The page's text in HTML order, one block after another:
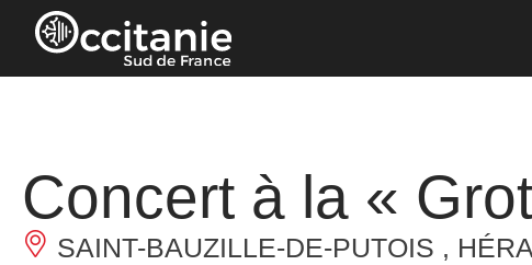
Panneau de gestion des cookies
Concert à la «
SAINT-BAUZILLE-DE-PUTOIS ,